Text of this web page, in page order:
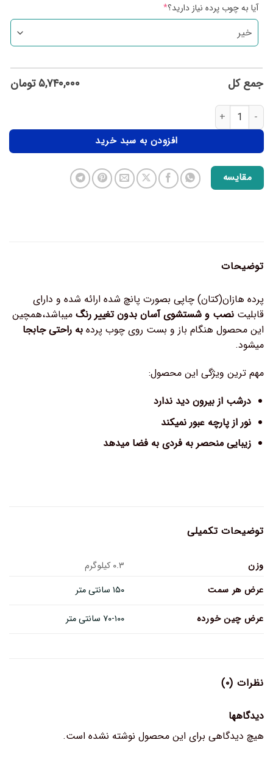
آیا به چوب پرده نیاز دارید؟*
جمع کل ۵,۷۴۰,۰۰۰ تومان
افزودن به سبد خرید
مقایسه
توضیحات
پرده هازان(کتان) چاپی بصورت پانچ شده ارائه شده و دارای
قابلیت نصب و شستشوی آسان بدون تغییر رنگ میباشد،همچین
این محصول هنگام باز و بست روی چوب پرده به راحتی جابجا
میشود.
مهم ترین ویژگی این محصول:
درشب از بیرون دید ندارد
نور از پارچه عبور نمیکند
زیبایی منحصر به فردی به فضا میدهد
توضیحات تکمیلی
وزن
۰.۳ کیلوگرم
عرض هر سمت
۱۵۰ سانتی متر
عرض چین خورده ۷۰-۱۰۰ سانتی متر
نظرات (۰)
دیدگاهها
هیچ دیدگاهی برای این محصول نوشته نشده است.